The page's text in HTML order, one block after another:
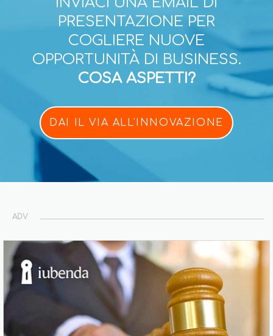
PRESENTAZIONE PER
COGLIERE NUOVE
OPPORTUNITÀ DI BUSINESS.
COSA ASPETTI?
DAI IL VIA ALL'INNOVAZIONE
ADV